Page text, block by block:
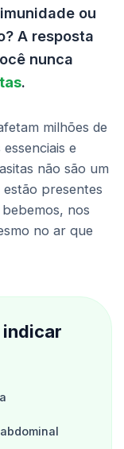
ou
A resposta
nunca
.
milhões de
e
não são um
presentes
nos
no ar que
indicar